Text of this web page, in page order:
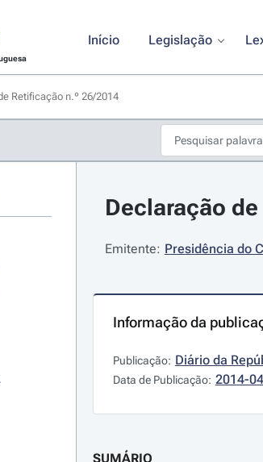
Início Legislação
Retificação n.º 26/2014
Declaração
Emitente: Presidência do
Informação da
Publicação: Diário da
Data de Publicação: 2014-
SUMÁRIO